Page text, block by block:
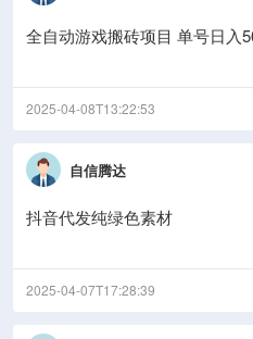
全自动游戏搬砖项目 单号日入
2025-04-08T13:22:53
自信腾达
抖音代发纯绿色素材
2025-04-07T17:28:39